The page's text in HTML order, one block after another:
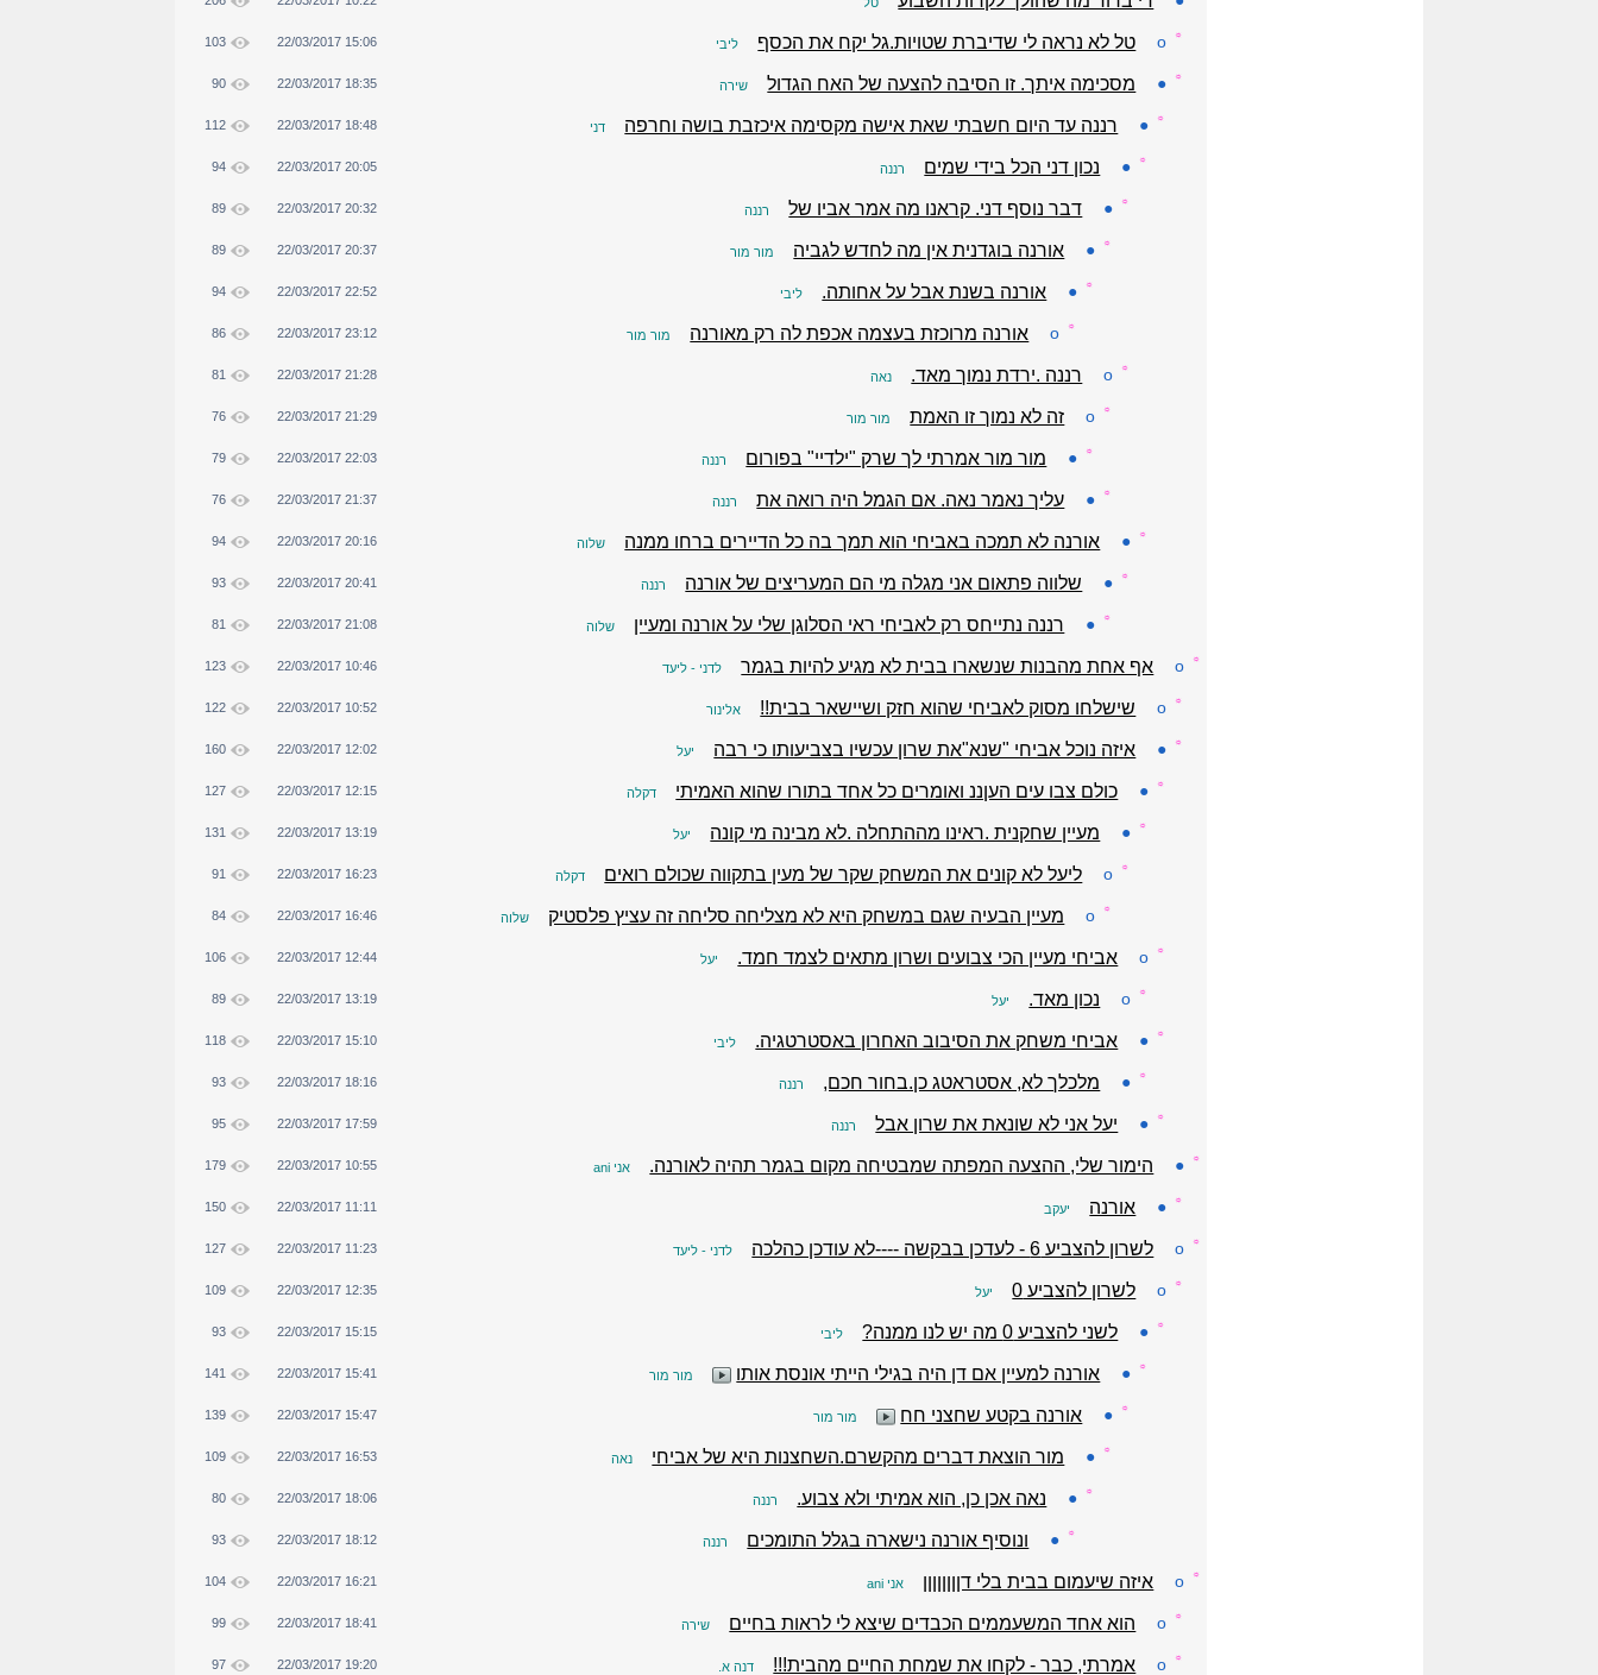
☼
o טל לא נראה לי שדיברת שטויות.גל יקח את הכסף ליבי 22/03/2017 15:06
103
☼
● מסכימה איתך. זו הסיבה להצעה של האח הגדול שירה 22/03/2017 18:35
90
☼
● רננה עד היום חשבתי שאת אישה מקסימה איכזבת בושה וחרפה דני 22/03/2017 18:48
112
☼
● נכון דני הכל בידי שמים רננה 22/03/2017 20:05
94
☼
● דבר נוסף דני. קראנו מה אמר אביו של רננה 22/03/2017 20:32
89
☼
● אורנה בוגדנית אין מה לחדש לגביה מור מור 22/03/2017 20:37
89
☼
● אורנה בשנת אבל על אחותה. ליבי 22/03/2017 22:52
94
☼
o אורנה מרוכזת בעצמה אכפת לה רק מאורנה מור מור 22/03/2017 23:12
86
☼
o רננה .ירדת נמוך מאד. נאה 22/03/2017 21:28
81
☼
o זה לא נמוך זו האמת מור מור 22/03/2017 21:29
76
☼
● מור מור אמרתי לך שרק "ילדיי" בפורום רננה 22/03/2017 22:03
79
☼
● עליך נאמר נאה. אם הגמל היה רואה את רננה 22/03/2017 21:37
76
☼
● אורנה לא תמכה באביחי הוא תמך בה כל הדיירים ברחו ממנה שלוה 22/03/2017 20:16
94
☼
● שלווה פתאום אני מגלה מי הם המעריצים של אורנה רננה 22/03/2017 20:41
93
☼
● רננה נתייחס רק לאביחי ראי הסלוגן שלי על אורנה ומעיין שלוה 22/03/2017 21:08
81
☼
o אף אחת מהבנות שנשארו בבית לא מגיע להיות בגמר לדני - ליעד 22/03/2017 10:46
123
☼
o שישלחו מסוק לאביחי שהוא חזק ושיישאר בבית!! אלינור 22/03/2017 10:52
122
☼
● איזה נוכל אביחי "שנא"את שרון עכשיו בצביעותו כי רבה יעל 22/03/2017 12:02
160
☼
● כולם צבו עים העןננ ואומרים כל אחד בתורו שהוא האמיתי דקלה 22/03/2017 12:15
127
☼
● מעיין שחקנית .ראינו מההתחלה .לא מבינה מי קונה יעל 22/03/2017 13:19
131
☼
o ליעל לא קונים את המשחק שקר של מעין בתקווה שכולם רואים דקלה 22/03/2017 16:23
91
☼
o מעיין הבעיה שגם במשחק היא לא מצליחה סליחה זה עציץ פלסטיק שלוה 22/03/2017 16:46
84
☼
o אביחי מעיין הכי צבועים ושרון מתאים לצמד חמד. יעל 22/03/2017 12:44
106
☼
o נכון מאד. יעל 22/03/2017 13:19
89
☼
● אביחי משחק את הסיבוב האחרון באסטרטגיה. ליבי 22/03/2017 15:10
118
☼
● מלכלך לא, אסטראטג כן.בחור חכם, רננה 22/03/2017 18:16
93
☼
● יעל אני לא שונאת את שרון אבל רננה 22/03/2017 17:59
95
☼
● הימור שלי, ההצעה המפתה שמבטיחה מקום בגמר תהיה לאורנה. אני ani 22/03/2017 10:55
179
☼
● אורנה יעקב 22/03/2017 11:11
150
☼
o לשרון להצביע 6 - לעדכן בבקשה ----לא עודכן כהלכה לדני - ליעד 22/03/2017 11:23
127
☼
o לשרון להצביע 0 יעל 22/03/2017 12:35
109
☼
● לשני להצביע 0 מה יש לנו ממנה? ליבי 22/03/2017 15:15
93
☼
● אורנה למעיין אם דן היה בגילי הייתי אונסת אותו מור מור 22/03/2017 15:41
141
☼
● אורנה בקטע שחצני חח מור מור 22/03/2017 15:47
139
☼
● מור הוצאת דברים מהקשרם.השחצנות היא של אביחי נאה 22/03/2017 16:53
109
☼
● נאה אכן כן, הוא אמיתי ולא צבוע. רננה 22/03/2017 18:06
80
☼
● ונוסיף אורנה נישארה בגלל התומכים רננה 22/03/2017 18:12
93
☼
o איזה שיעמום בבית בלי דןןןןןןןן אני ani 22/03/2017 16:21
104
☼
o הוא אחד המשעממים הכבדים שיצא לי לראות בחיים שירה 22/03/2017 18:41
99
☼
o אמרתי, כבר - לקחו את שמחת החיים מהבית!!! דנה א. 22/03/2017 19:20
97